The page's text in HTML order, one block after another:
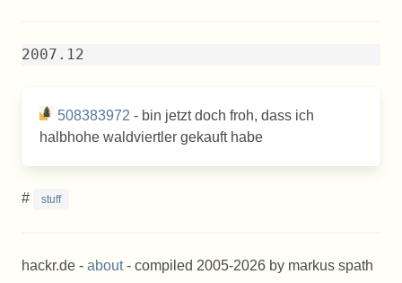
2007.12
508383972 - bin jetzt doch froh, dass ich
halbhohe waldviertler gekauft habe
# stuff
hackr.de - about- compiled 2005-2026 by markus spath